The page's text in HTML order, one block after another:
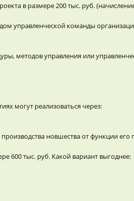
в размере 200 тыс. руб.
управленческой команды
методов управления или
могут реализоваться через:
новшества от функции его
600 тыс. руб. Какой вариант выгоднее: